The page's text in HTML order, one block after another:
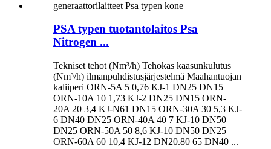
PSA typen tuotantolaitos Psa
Nitrogen ...
Tekniset tehot (Nm³/h) Tehokas kaasunkulutus
(Nm³/h) ilmanpuhdistusjärjestelmä Maahantuojan
kaliiperi ORN-5A 5 0,76 KJ-1 DN25 DN15
ORN-10A 10 1,73 KJ-2 DN25 DN15 ORN-
20A 20 3,4 KJ-N61 DN15 ORN-30A 30 5,3 KJ-
6 DN40 DN25 ORN-40A 40 7 KJ-10 DN50
DN25 ORN-50A 50 8,6 KJ-10 DN50 DN25
ORN-60A 60 10,4 KJ-12 DN20.80 65 DN40 ...